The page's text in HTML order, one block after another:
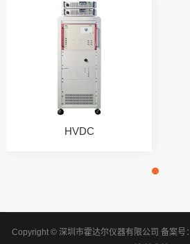
HVDC
Copyright © 深圳市霍达尔仪器有限公司 备案号：